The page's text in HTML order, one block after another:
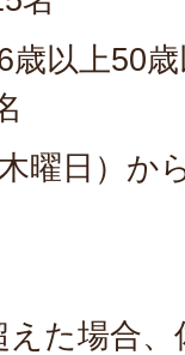
歳以下
曜日）か
た場合、